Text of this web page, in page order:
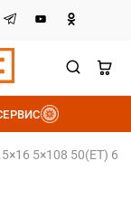
5×108 50(ET)